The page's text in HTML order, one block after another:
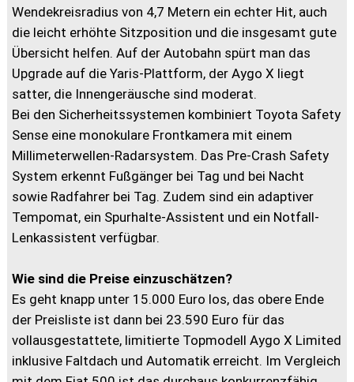
Wendekreisradius von 4,7 Metern ein echter Hit, auch
die leicht erhöhte Sitzposition und die insgesamt gute
Übersicht helfen. Auf der Autobahn spürt man das
Upgrade auf die Yaris-Plattform, der Aygo X liegt
satter, die Innengeräusche sind moderat.
Bei den Sicherheitssystemen kombiniert Toyota Safety
Sense eine monokulare Frontkamera mit einem
Millimeterwellen-Radarsystem. Das Pre-Crash Safety
System erkennt Fußgänger bei Tag und bei Nacht
sowie Radfahrer bei Tag. Zudem sind ein adaptiver
Tempomat, ein Spurhalte-Assistent und ein Notfall-
Lenkassistent verfügbar.
Wie sind die Preise einzuschätzen?
Es geht knapp unter 15.000 Euro los, das obere Ende
der Preisliste ist dann bei 23.590 Euro für das
vollausgestattete, limitierte Topmodell Aygo X Limited
inklusive Faltdach und Automatik erreicht. Im Vergleich